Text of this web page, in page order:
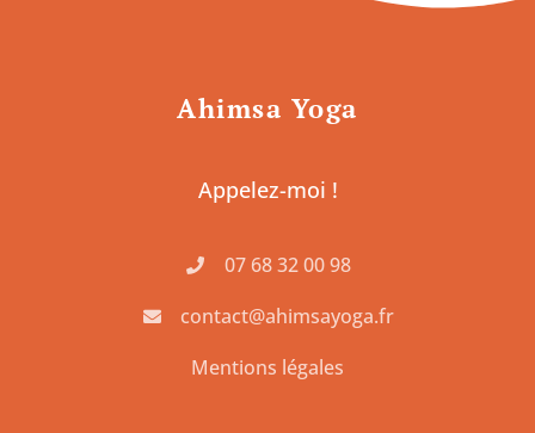
Ahimsa Yoga
Appelez-moi !
07 68 32 00 98
contact@ahimsayoga.fr
Mentions légales